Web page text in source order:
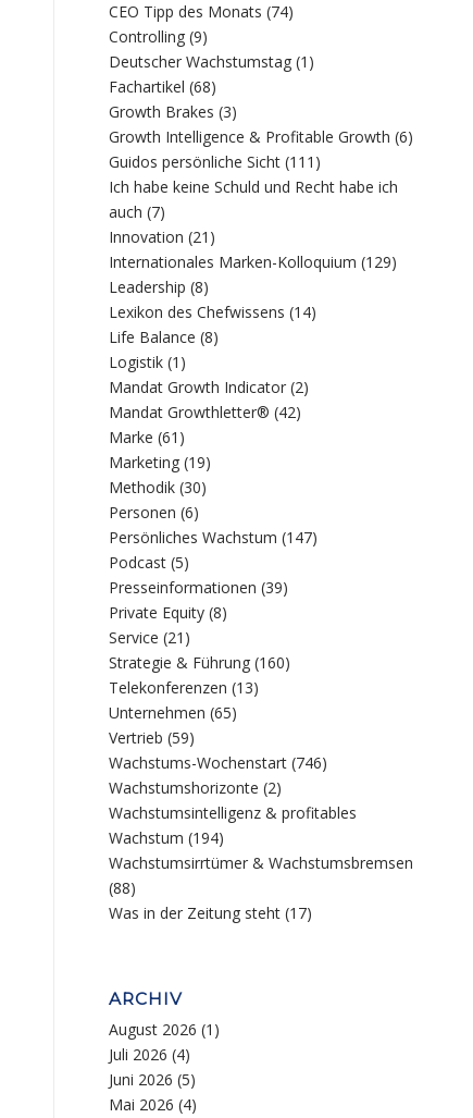
CEO Tipp des Monats (74)
Controlling (9)
Deutscher Wachstumstag (1)
Fachartikel (68)
Growth Brakes (3)
Growth Intelligence & Profitable Growth (6)
Guidos persönliche Sicht (111)
Ich habe keine Schuld und Recht habe ich
auch (7)
Innovation (21)
Internationales Marken-Kolloquium (129)
Leadership (8)
Lexikon des Chefwissens (14)
Life Balance (8)
Logistik (1)
Mandat Growth Indicator (2)
Mandat Growthletter® (42)
Marke (61)
Marketing (19)
Methodik (30)
Personen (6)
Persönliches Wachstum (147)
Podcast (5)
Presseinformationen (39)
Private Equity (8)
Service (21)
Strategie & Führung (160)
Telekonferenzen (13)
Unternehmen (65)
Vertrieb (59)
Wachstums-Wochenstart (746)
Wachstumshorizonte (2)
Wachstumsintelligenz & profitables
Wachstum (194)
Wachstumsirrtümer & Wachstumsbremsen
(88)
Was in der Zeitung steht (17)
ARCHIV
August 2026 (1)
Juli 2026 (4)
Juni 2026 (5)
Mai 2026 (4)